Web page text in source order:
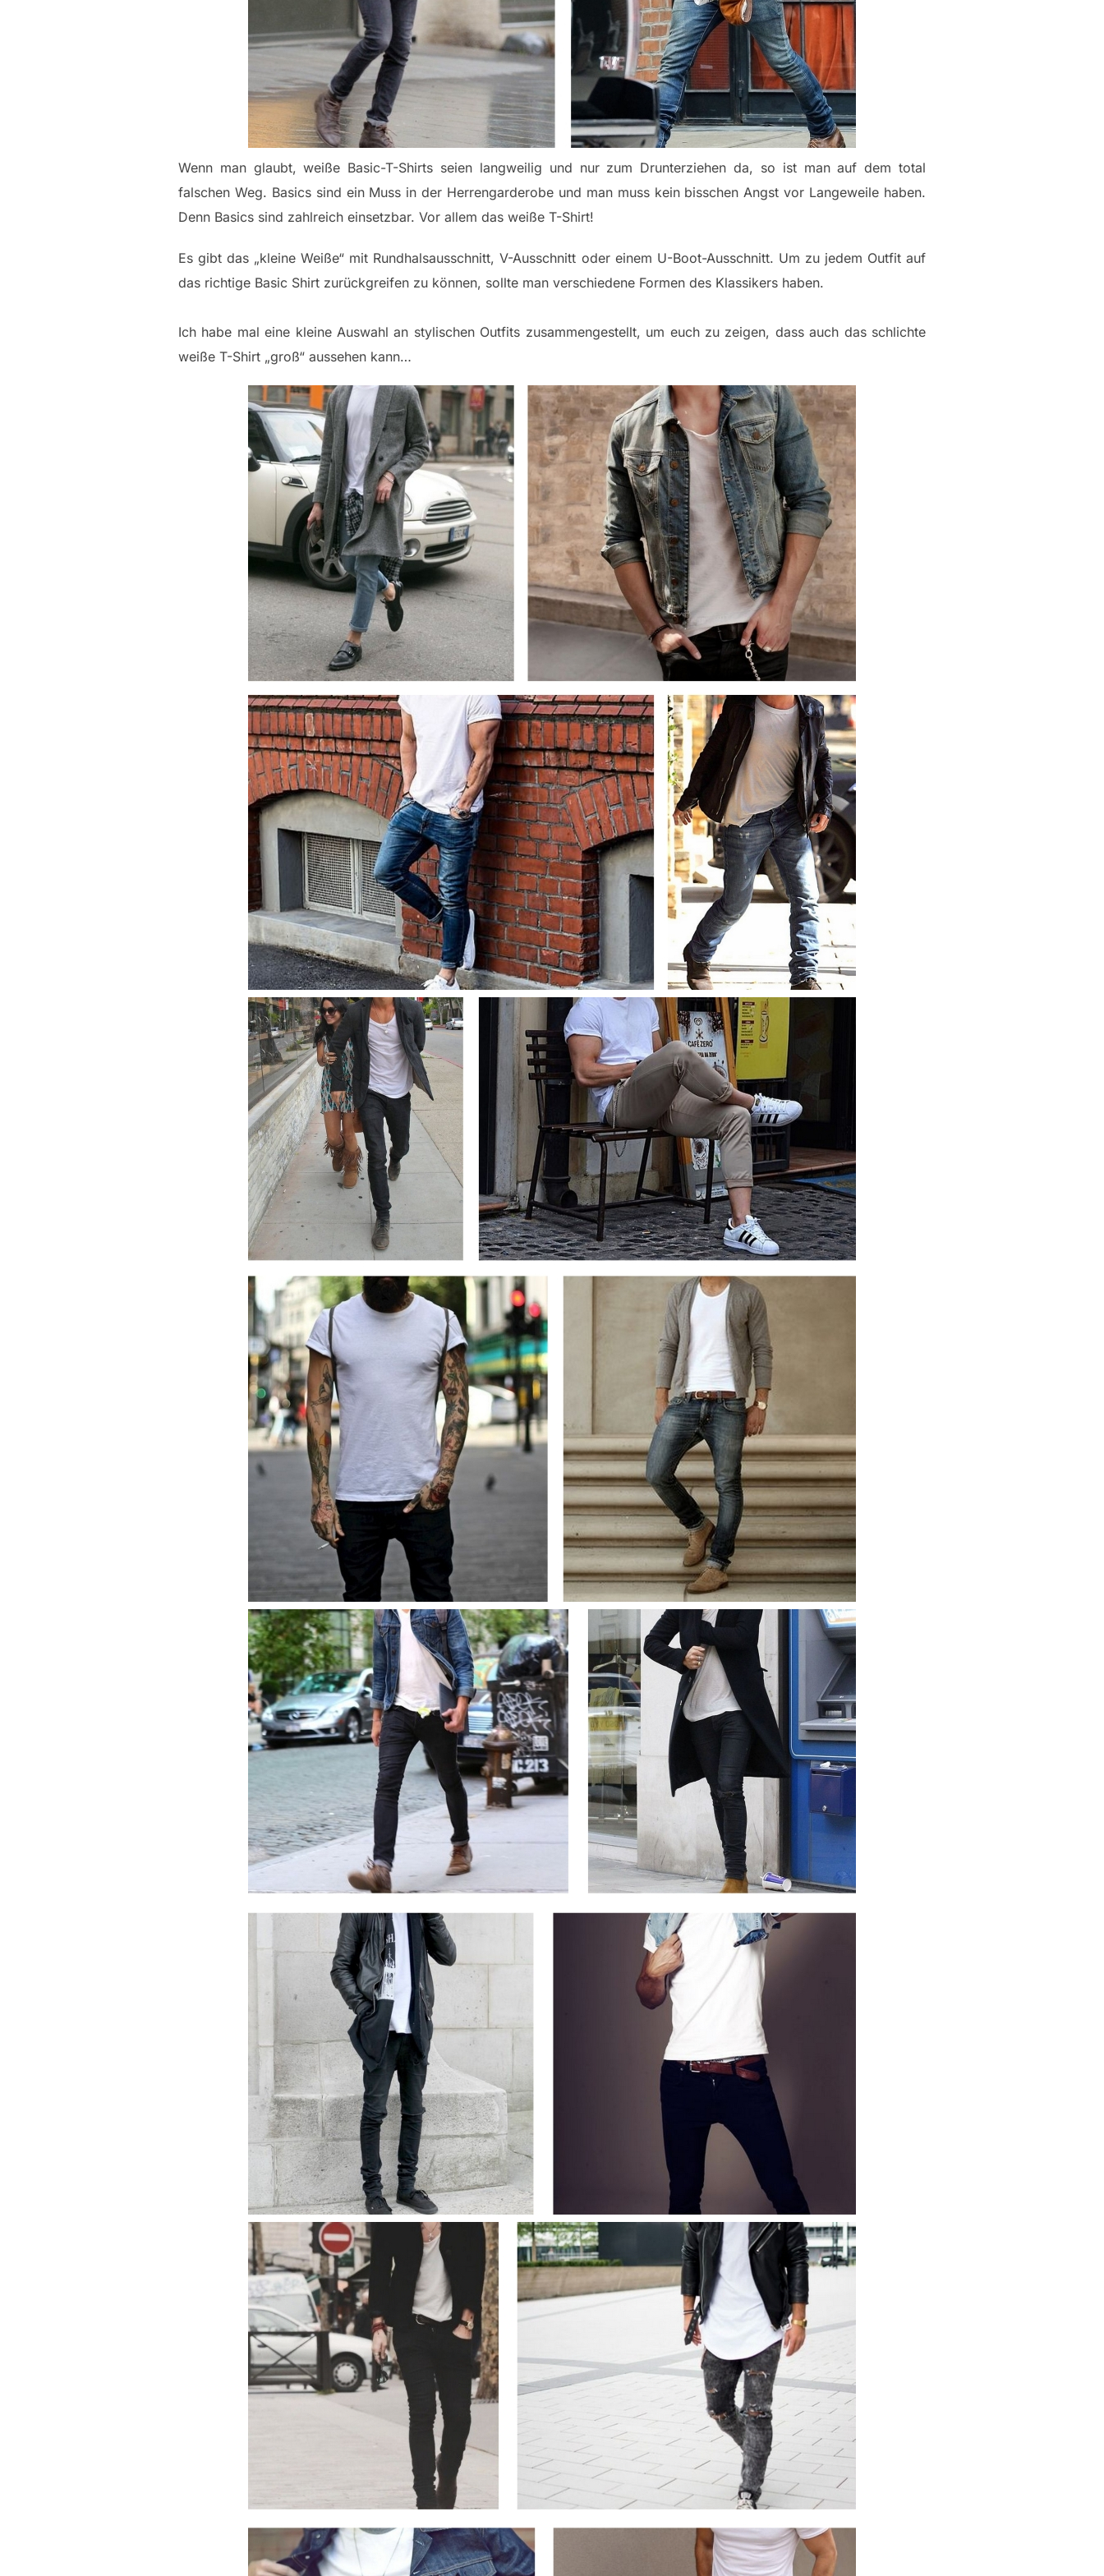
Wenn man glaubt, weiße Basic-T-Shirts seien langweilig und nur zum Drunterziehen da, so ist man auf dem total
falschen Weg. Basics sind ein Muss in der Herrengarderobe und man muss kein bisschen Angst vor Langeweile haben.
Denn Basics sind zahlreich einsetzbar. Vor allem das weiße T-Shirt!
Es gibt das „kleine Weiße“ mit Rundhalsausschnitt, V-Ausschnitt oder einem U-Boot-Ausschnitt. Um zu jedem Outfit auf
das richtige Basic Shirt zurückgreifen zu können, sollte man verschiedene Formen des Klassikers haben.
Ich habe mal eine kleine Auswahl an stylischen Outfits zusammengestellt, um euch zu zeigen, dass auch das schlichte
weiße T-Shirt „groß“ aussehen kann…